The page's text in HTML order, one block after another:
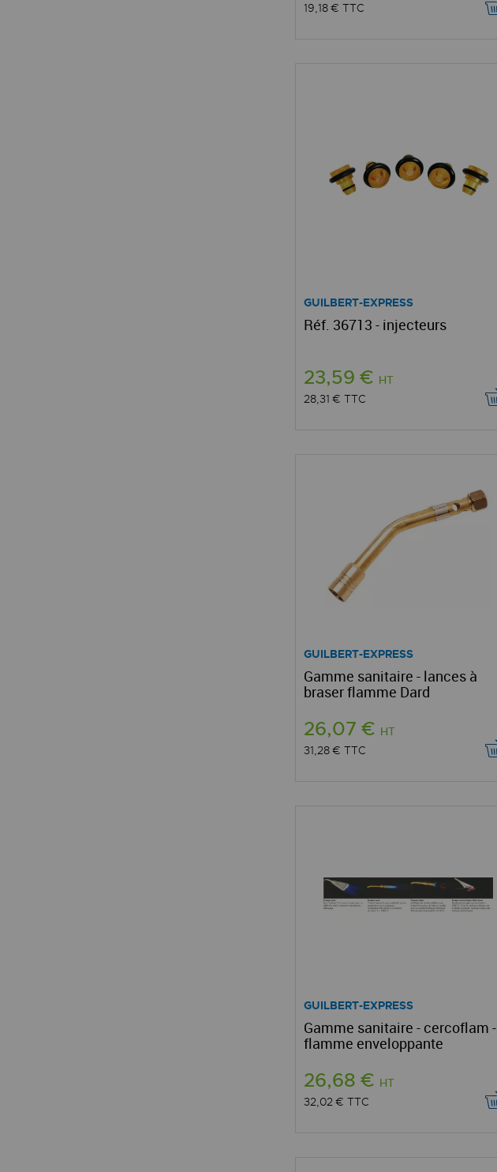
19,18 € TTC
GUILBERT-EXPRESS
Réf. 36713 - injecteurs
23,59 € HT
28,31 € TTC
GUILBERT-EXPRESS
Gamme sanitaire - lances à
braser flamme Dard
26,07 € HT
31,28 € TTC
GUILBERT-EXPRESS
Gamme sanitaire - cercoflam -
flamme enveloppante
26,68 € HT
32,02 € TTC